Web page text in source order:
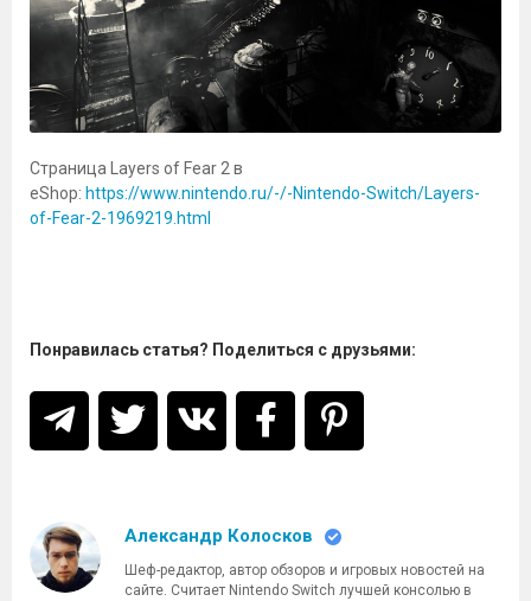
Страница Layers of Fear 2 в
eShop: https://www.nintendo.ru/-/-Nintendo-Switch/Layers-
of-Fear-2-1969219.html
Понравилась статья? Поделиться с друзьями:
Александр Колосков
Шеф-редактор, автор обзоров и игровых новостей на
сайте. Считает Nintendo Switch лучшей консолью в